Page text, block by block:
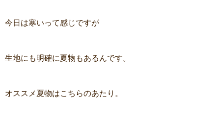
今日は寒いって感じですが
生地にも明確に夏物もあるんです。
オススメ夏物はこちらのあたり。